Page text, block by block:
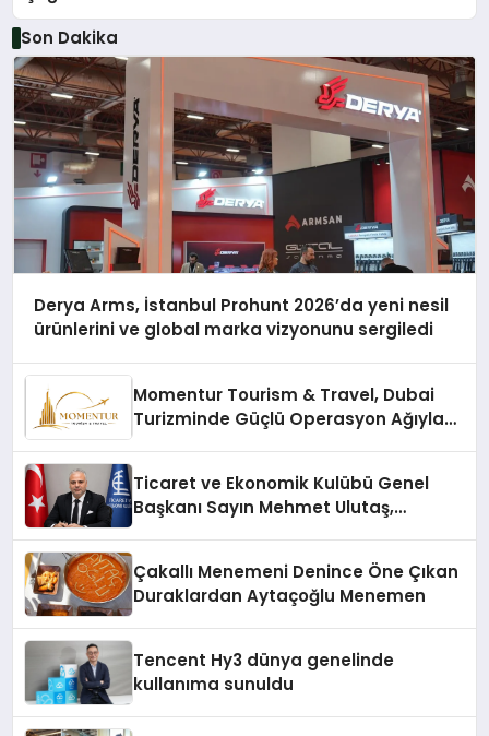
Son Dakika
Derya Arms, İstanbul Prohunt 2026’da yeni nesil
ürünlerini ve global marka vizyonunu sergiledi
Momentur Tourism & Travel, Dubai
Turizminde Güçlü Operasyon Ağıyla
Ticaret ve Ekonomik Kulübü Genel
Başkanı Sayın Mehmet Ulutaş,
Çakallı Menemeni Denince Öne Çıkan
Duraklardan Aytaçoğlu Menemen
Tencent Hy3 dünya genelinde
kullanıma sunuldu